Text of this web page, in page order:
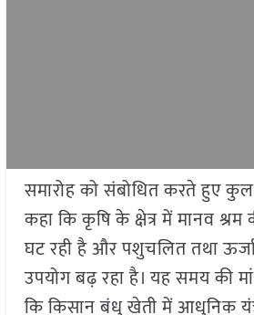
समारोह को संबोधित करते हुए
कहा कि कृषि के क्षेत्र में मानव श्रम
घट रही है और पशुचलित तथा
उपयोग बढ़ रहा है। यह समय की
कि किसान बंधु खेती में आधुनिक